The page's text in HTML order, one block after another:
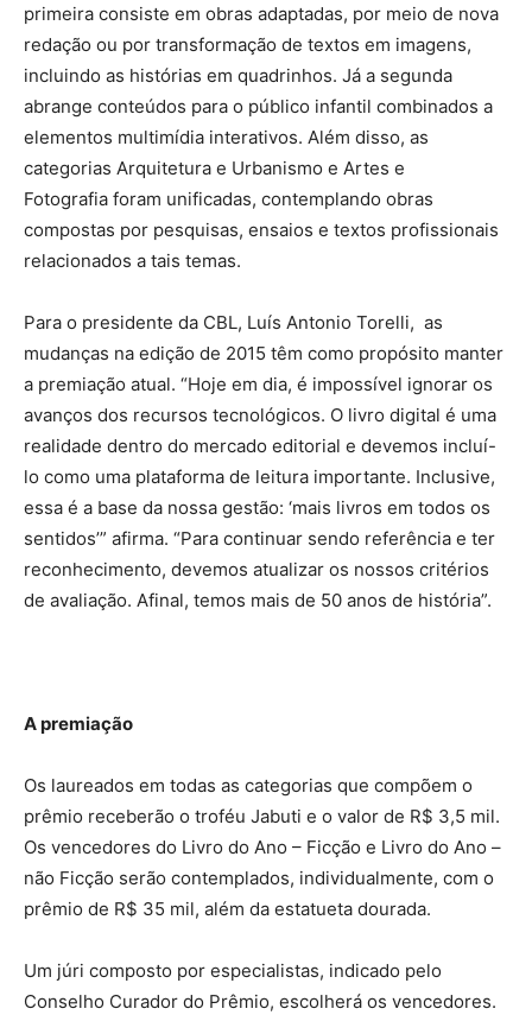
primeira consiste em obras adaptadas, por meio de nova
redação ou por transformação de textos em imagens,
incluindo as histórias em quadrinhos. Já a segunda
abrange conteúdos para o público infantil combinados a
elementos multimídia interativos. Além disso, as
categorias Arquitetura e Urbanismo e Artes e
Fotografia foram unificadas, contemplando obras
compostas por pesquisas, ensaios e textos profissionais
relacionados a tais temas.
Para o presidente da CBL, Luís Antonio Torelli, as
mudanças na edição de 2015 têm como propósito manter
a premiação atual. “Hoje em dia, é impossível ignorar os
avanços dos recursos tecnológicos. O livro digital é uma
realidade dentro do mercado editorial e devemos incluí-
lo como uma plataforma de leitura importante. Inclusive,
essa é a base da nossa gestão: ‘mais livros em todos os
sentidos’” afirma. “Para continuar sendo referência e ter
reconhecimento, devemos atualizar os nossos critérios
de avaliação. Afinal, temos mais de 50 anos de história”.
A premiação
Os laureados em todas as categorias que compõem o
prêmio receberão o troféu Jabuti e o valor de R$ 3,5 mil.
Os vencedores do Livro do Ano – Ficção e Livro do Ano –
não Ficção serão contemplados, individualmente, com o
prêmio de R$ 35 mil, além da estatueta dourada.
Um júri composto por especialistas, indicado pelo
Conselho Curador do Prêmio, escolherá os vencedores.